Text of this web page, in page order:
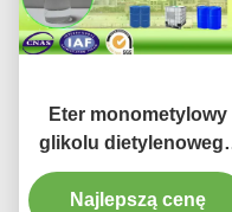
Eter monometylowy
glikolu
MDG Printing Ink
Solvent Mdg
Najlepszą cenę